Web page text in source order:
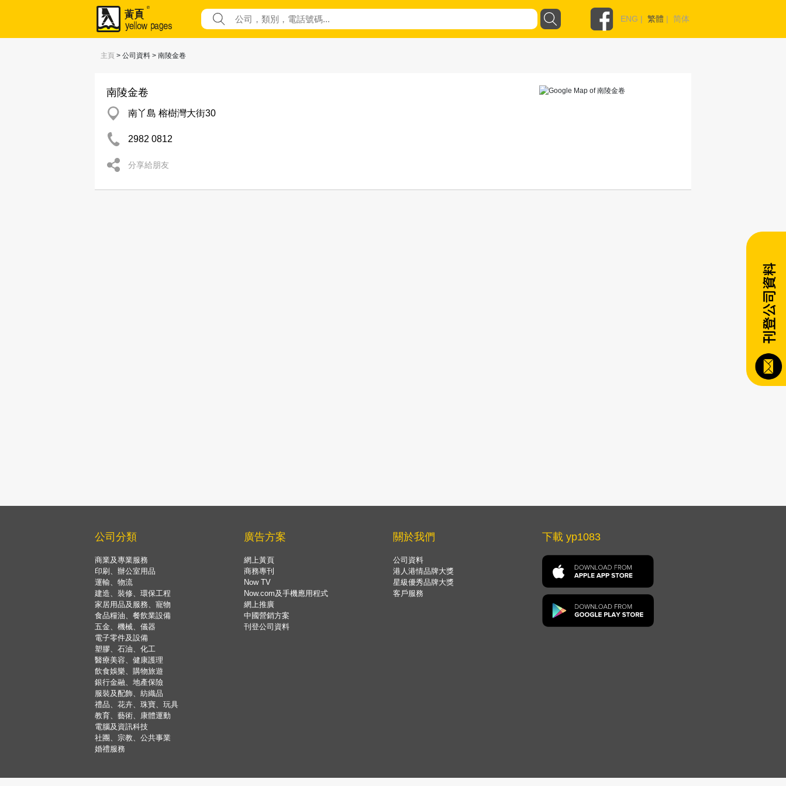
ENG | 繁體 | 简体
主頁 > 公司資料 > 南陵金卷
南陵金卷
南丫島 榕樹灣大街30
2982 0812
分享給朋友
公司分類
商業及專業服務
印刷、辦公室用品
運輸、物流
建造、裝修、環保工程
家居用品及服務、寵物
食品糧油、餐飲業設備
五金、機械、儀器
電子零件及設備
塑膠、石油、化工
醫療美容、健康護理
飲食娛樂、購物旅遊
銀行金融、地產保險
服裝及配飾、紡織品
禮品、花卉、珠寶、玩具
教育、藝術、康體運動
電腦及資訊科技
社團、宗教、公共事業
婚禮服務
廣告方案
網上黃頁
商務專刊
Now TV
Now.com及手機應用程式
網上推廣
中國營銷方案
刊登公司資料
關於我們
公司資料
港人港情品牌大獎
星級優秀品牌大獎
客戶服務
下載 yp1083